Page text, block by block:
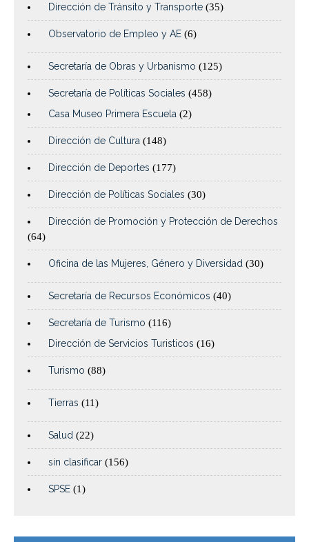
Dirección de Tránsito y Transporte (35)
Observatorio de Empleo y AE (6)
Secretaría de Obras y Urbanismo (125)
Secretaría de Políticas Sociales (458)
Casa Museo Primera Escuela (2)
Dirección de Cultura (148)
Dirección de Deportes (177)
Dirección de Políticas Sociales (30)
Dirección de Promoción y Protección de Derechos
(64)
Oficina de las Mujeres, Género y Diversidad (30)
Secretaría de Recursos Económicos (40)
Secretaría de Turismo (116)
Dirección de Servicios Turisticos (16)
Turismo (88)
Tierras (11)
Salud (22)
sin clasificar (156)
SPSE (1)